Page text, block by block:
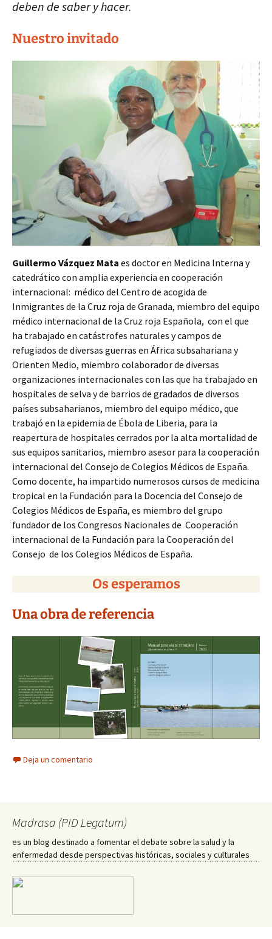
deben de saber y hacer.
Nuestro invitado
Guillermo Vázquez Mata es doctor en Medicina Interna y
catedrático con amplia experiencia en cooperación
internacional: médico del Centro de acogida de
Inmigrantes de la Cruz roja de Granada, miembro del equipo
médico internacional de la Cruz roja Española, con el que
ha trabajado en catástrofes naturales y campos de
refugiados de diversas guerras en África subsahariana y
Orienten Medio, miembro colaborador de diversas
organizaciones internacionales con las que ha trabajado en
hospitales de selva y de barrios de gradados de diversos
países subsaharianos, miembro del equipo médico, que
trabajó en la epidemia de Ébola de Liberia, para la
reapertura de hospitales cerrados por la alta mortalidad de
sus equipos sanitarios, miembro asesor para la cooperación
internacional del Consejo de Colegios Médicos de España.
Como docente, ha impartido numerosos cursos de medicina
tropical en la Fundación para la Docencia del Consejo de
Colegios Médicos de España, es miembro del grupo
fundador de los Congresos Nacionales de Cooperación
internacional de la Fundación para la Cooperación del
Consejo de los Colegios Médicos de España.
Os esperamos
Una obra de referencia
Deja un comentario
Madrasa (PID Legatum)
es un blog destinado a fomentar el debate sobre la salud y la
enfermedad desde perspectivas históricas, sociales y culturales